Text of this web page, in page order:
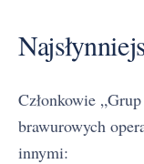
Członkowie
brawurowych
innymi: